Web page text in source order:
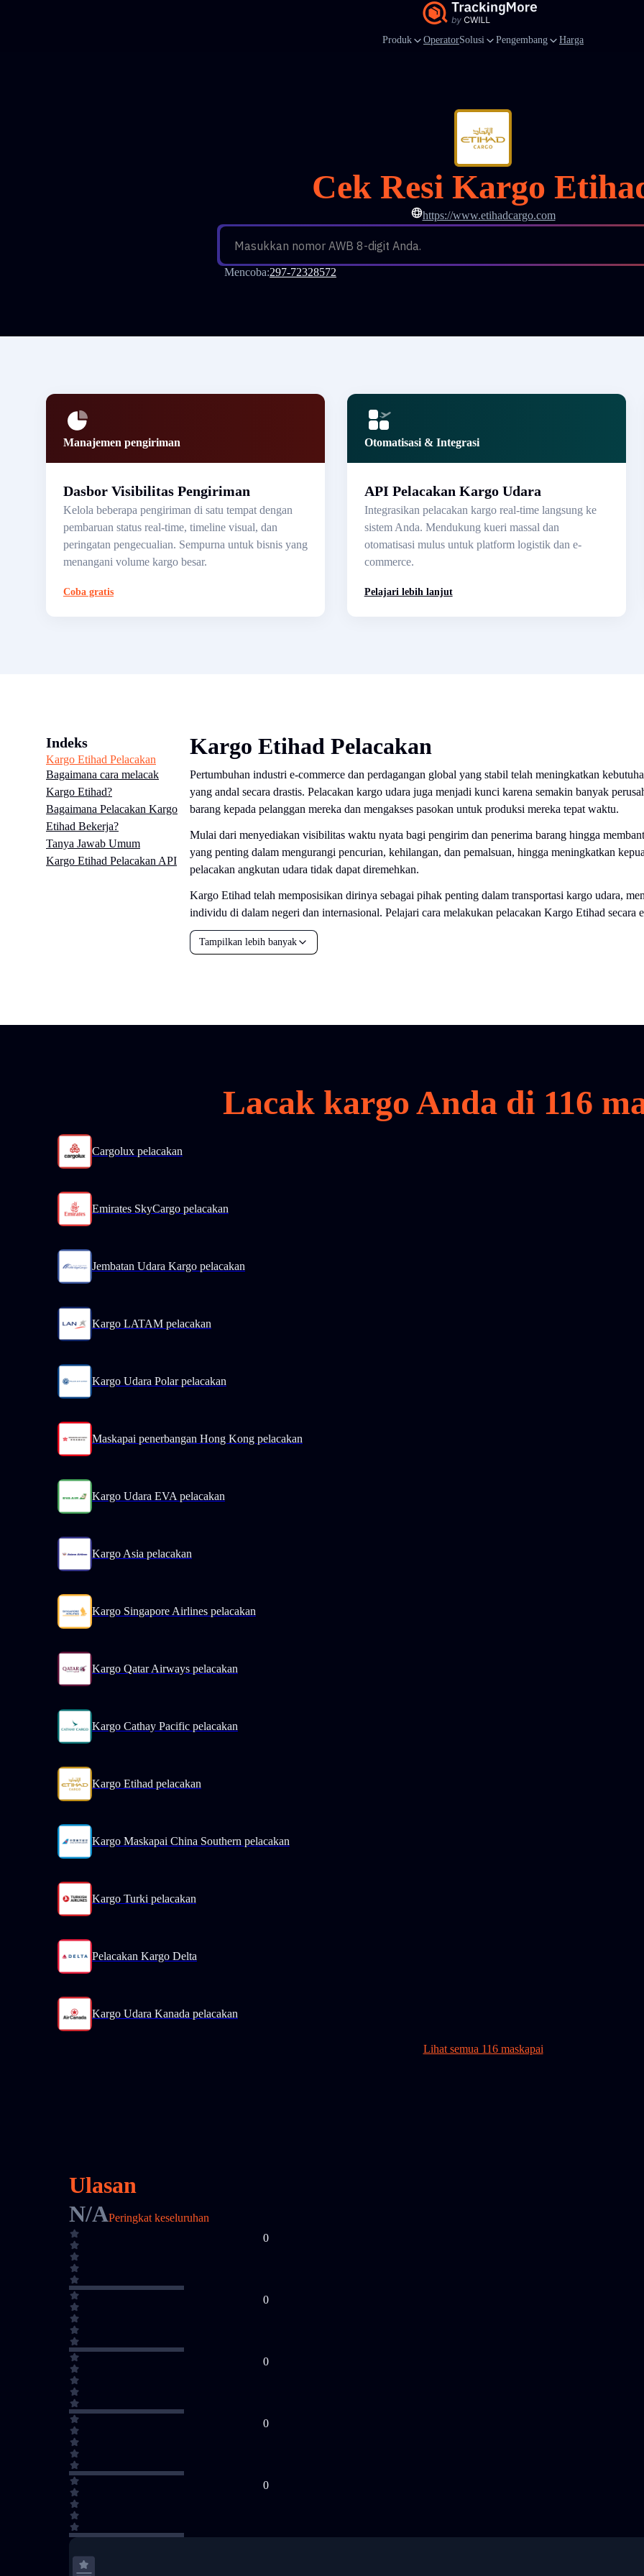
Produk OperatorSolusi Pengembang Harga
Cek Resi Kargo
https://www.etihadcargo.com
Masukkan nomor AWB 8-digit Anda.
Mencoba:297-72328572
Manajemen pengiriman
Dasbor Visibilitas Pengiriman
Kelola beberapa pengiriman di satu tempat dengan
pembaruan status real-time, timeline visual, dan
peringatan pengecualian. Sempurna untuk bisnis yang
menangani volume kargo besar.
Coba gratis
Otomatisasi & Integrasi
API Pelacakan Kargo Udara
Integrasikan pelacakan kargo real-time langsung ke
sistem Anda. Mendukung kueri massal dan
otomatisasi mulus untuk platform logistik dan e-
commerce.
Pelajari lebih lanjut
Indeks
Kargo Etihad Pelacakan
Bagaimana cara melacak
Kargo Etihad?
Bagaimana Pelacakan Kargo
Etihad Bekerja?
Tanya Jawab Umum
Kargo Etihad Pelacakan API
Kargo Etihad Pelacakan
Pertumbuhan industri e-commerce dan perdagangan global yang stabil telah meningkatkan
yang andal secara drastis. Pelacakan kargo udara juga menjadi kunci karena semakin banyak
barang kepada pelanggan mereka dan mengakses pasokan untuk produksi mereka tepat waktu.
Mulai dari menyediakan visibilitas waktu nyata bagi pengirim dan penerima barang hingga
yang penting dalam mengurangi pencurian, kehilangan, dan pemalsuan, hingga meningkatkan
pelacakan angkutan udara tidak dapat diremehkan.
Kargo Etihad telah memposisikan dirinya sebagai pihak penting dalam transportasi kargo udara,
individu di dalam negeri dan internasional. Pelajari cara melakukan pelacakan Kargo Etihad secara
Tampilkan lebih banyak
Lacak kargo Anda di 116
Cargolux pelacakan
Emirates SkyCargo pelacakan
Jembatan Udara Kargo pelacakan
Kargo LATAM pelacakan
Kargo Udara Polar pelacakan
Maskapai penerbangan Hong Kong pelacakan
Kargo Udara EVA pelacakan
Kargo Asia pelacakan
Kargo Singapore Airlines pelacakan
Kargo Qatar Airways pelacakan
Kargo Cathay Pacific pelacakan
Kargo Etihad pelacakan
Kargo Maskapai China Southern pelacakan
Kargo Turki pelacakan
Pelacakan Kargo Delta
Kargo Udara Kanada pelacakan
Lihat semua 116 maskapai
Ulasan
N/APeringkat keseluruhan
0
0
0
0
0